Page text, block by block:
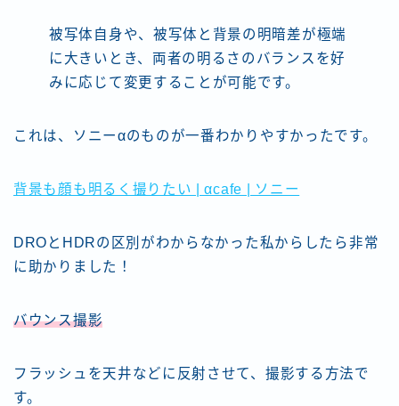
被写体自身や、被写体と背景の明暗差が極端
に大きいとき、両者の明るさのバランスを好
みに応じて変更することが可能です。
これは、ソニーαのものが一番わかりやすかったです。
背景も顔も明るく撮りたい | αcafe | ソニー
DROとHDRの区別がわからなかった私からしたら非常
に助かりました！
バウンス撮影
フラッシュを天井などに反射させて、撮影する方法で
す。